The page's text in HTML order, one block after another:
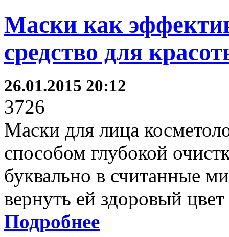
Маски как
средство для
26.01.2015 20:12
3726
Маски для лица
способом глубокой
буквально в считанные
вернуть ей здоровый
Подробнее